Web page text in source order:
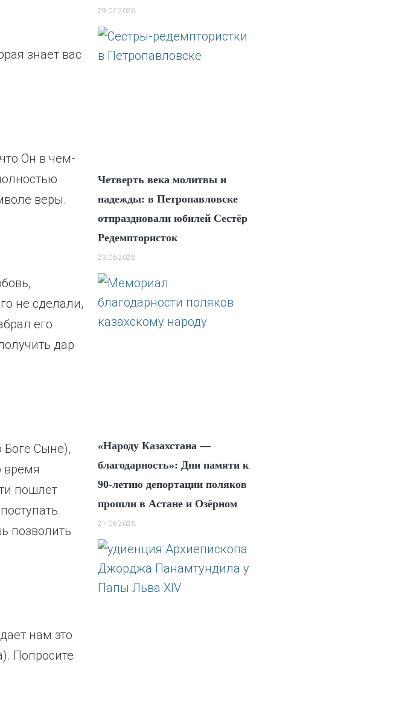
знает вас
Он в чем-
веры.
не сделали,
его
дар
Боге Сыне),
время
пошлет
позволить
нам это
Попросите
29.07.2026
Четверть века молитвы и
надежды: в Петропавловске
отпраздновали юбилей Сестёр
Редемптористок
23.06.2026
«Народу Казахстана —
благодарность»: Дни памяти к
90-летию депортации поляков
прошли в Астане и Озёрном
21.06.2026